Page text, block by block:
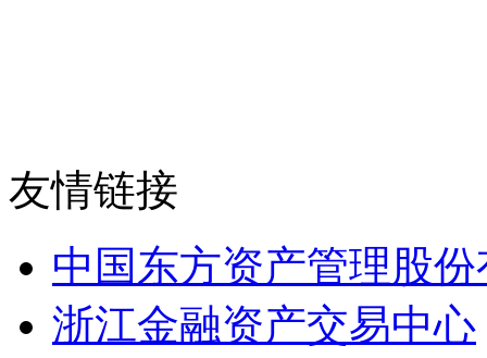
友情链接
中国东方资产管理股
浙江金融资产交易中心